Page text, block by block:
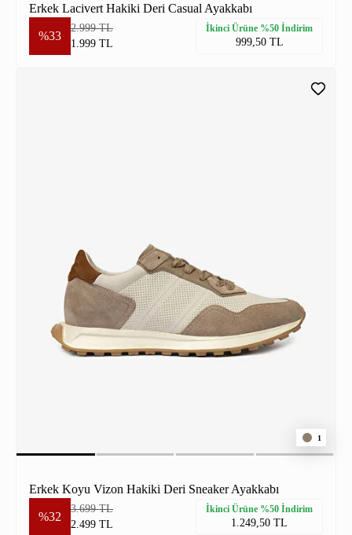
Erkek Lacivert Hakiki Deri Casual Ayakkabı
%33
2.999 TL
1.999 TL
İkinci Ürüne %50 İndirim
999,50 TL
1
Erkek Koyu Vizon Hakiki Deri Sneaker Ayakkabı
%32
3.699 TL
2.499 TL
İkinci Ürüne %50 İndirim
1.249,50 TL